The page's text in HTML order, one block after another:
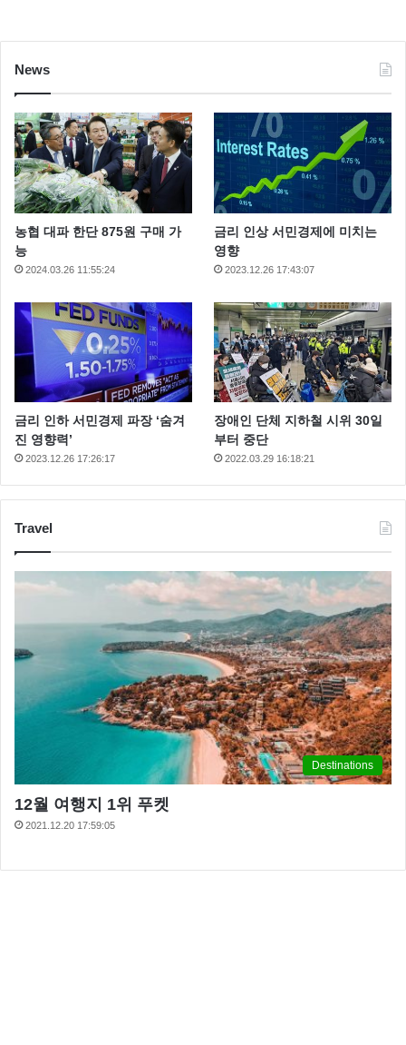
News
농협 대파 한단 875원 구매 가
능
2024.03.26 11:55:24
금리 인상 서민경제에 미치는
영향
2023.12.26 17:43:07
금리 인하 서민경제 파장 ‘숨겨
진 영향력’
2023.12.26 17:26:17
장애인 단체 지하철 시위 30일
부터 중단
2022.03.29 16:18:21
Travel
Destinations
12월 여행지 1위 푸켓
2021.12.20 17:59:05